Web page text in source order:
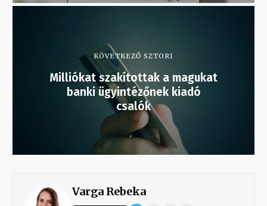
KÖVETKEZŐ SZTORI
Milliókat szakítottak a magukat
banki ügyintézőnek kiadó
csalók
Varga Rebeka